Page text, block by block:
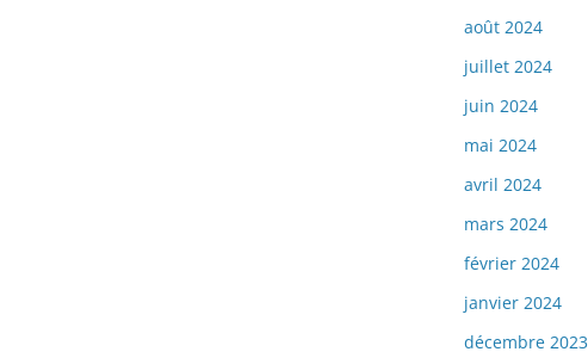
août 2024
juillet 2024
juin 2024
mai 2024
avril 2024
mars 2024
février 2024
janvier 2024
décembre 2023